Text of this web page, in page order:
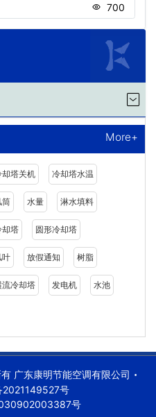
700
More+
却塔关机 冷却塔水温
筒 水量 淋水填料
却塔 圆形冷却塔
叶 放假通知 树脂
流冷却塔 发电机 水池
广东康明节能空调有限公司
2021149527号
号